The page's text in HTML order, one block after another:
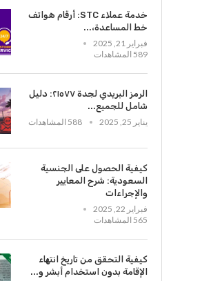
خدمة عملاء STC: أرقام هواتف
خط المساعدة،...
فبراير 21, 2025
589 المشاهدات
الرمز البريدي لجدة ٢١٥٧٧: دليل
شامل للجميع...
يناير 25, 2025
588 المشاهدات
كيفية الحصول على الجنسية
السعودية: شرح المعايير
والإجراءات
فبراير 22, 2025
565 المشاهدات
كيفية التحقق من تاريخ انتهاء
الإقامة بدون استخدام أبشر و...